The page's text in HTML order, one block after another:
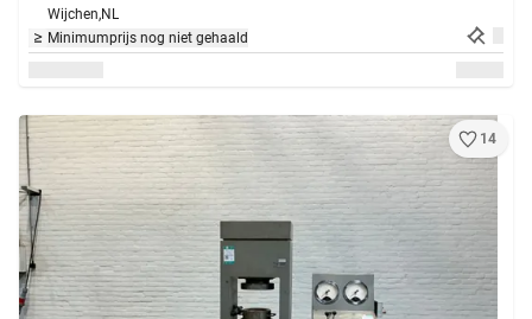
Wijchen,NL
Minimumprijs nog niet gehaald
14